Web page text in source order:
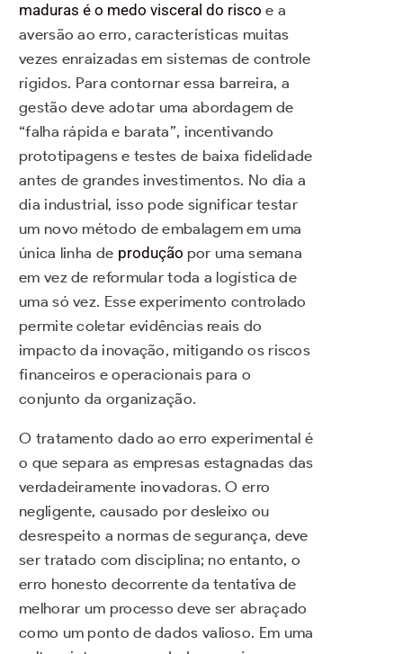
maduras é o medo visceral do risco e a
aversão ao erro, características muitas
vezes enraizadas em sistemas de controle
rígidos. Para contornar essa barreira, a
gestão deve adotar uma abordagem de
“falha rápida e barata”, incentivando
prototipagens e testes de baixa fidelidade
antes de grandes investimentos. No dia a
dia industrial, isso pode significar testar
um novo método de embalagem em uma
única linha de produção por uma semana
em vez de reformular toda a logística de
uma só vez. Esse experimento controlado
permite coletar evidências reais do
impacto da inovação, mitigando os riscos
financeiros e operacionais para o
conjunto da organização.
O tratamento dado ao erro experimental é
o que separa as empresas estagnadas das
verdadeiramente inovadoras. O erro
negligente, causado por desleixo ou
desrespeito a normas de segurança, deve
ser tratado com disciplina; no entanto, o
erro honesto decorrente da tentativa de
melhorar um processo deve ser abraçado
como um ponto de dados valioso. Em uma